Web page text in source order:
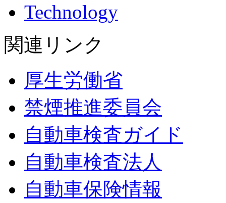
Technology
関連リンク
厚生労働省
禁煙推進委員会
自動車検査ガイド
自動車検査法人
自動車保険情報